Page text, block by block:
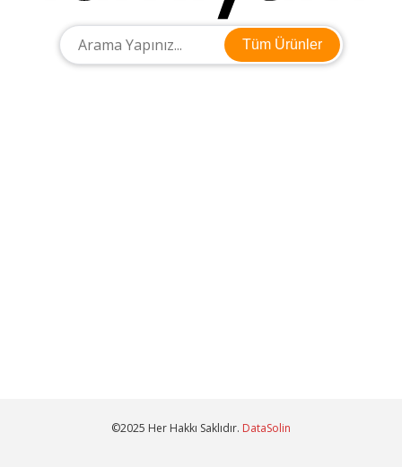
Tüm Ürünler
©2025 Her Hakkı Saklıdır. DataSolin